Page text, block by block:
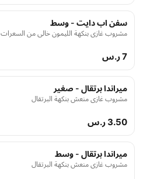
سفن اب دايت - وسط
مشروب غازي بنكهة الليمون خالي من السعرات
7 ر.س
ميراندا برتقال - صغير
مشروب غازي منعش بنكهة البرتقال
3.50 ر.س
ميراندا برتقال - وسط
مشروب غازي منعش بنكهة البرتقال